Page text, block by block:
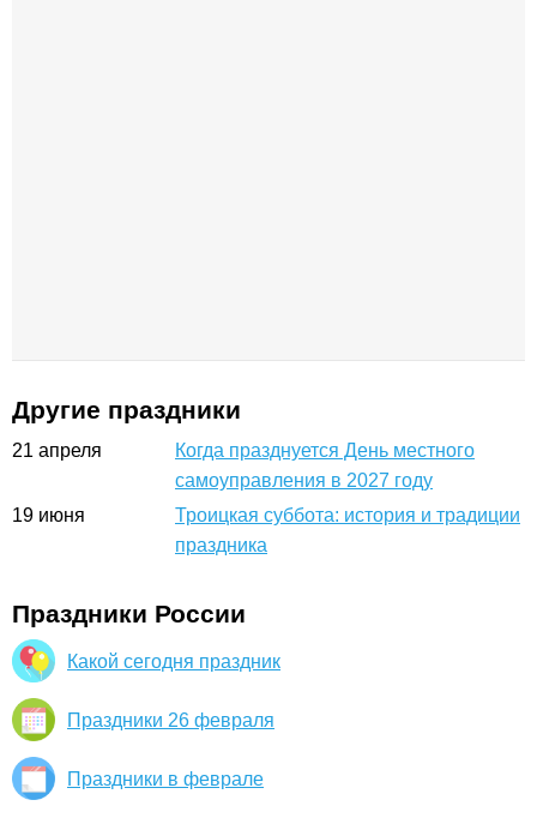
Другие праздники
21 апреля
Когда празднуется День местного
самоуправления в 2027 году
19 июня
Троицкая суббота: история и традиции
праздника
Праздники России
Какой сегодня праздник
Праздники 26 февраля
Праздники в феврале